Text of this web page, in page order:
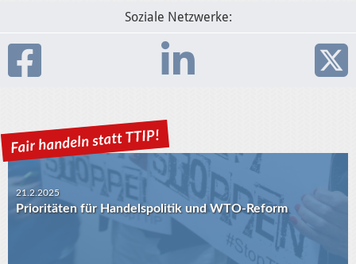
Soziale Netzwerke:
Prioritäten für Handelspolitik und WTO-Reform
USA-EU: Die Algorithmen und das transatlantische